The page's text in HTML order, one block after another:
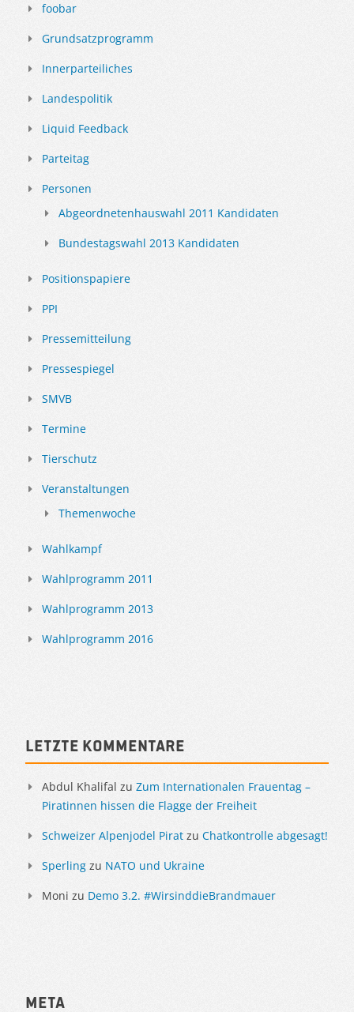
foobar
Grundsatzprogramm
Innerparteiliches
Landespolitik
Liquid Feedback
Parteitag
Personen
Abgeordnetenhauswahl 2011 Kandidaten
Bundestagswahl 2013 Kandidaten
Positionspapiere
PPI
Pressemitteilung
Pressespiegel
SMVB
Termine
Tierschutz
Veranstaltungen
Themenwoche
Wahlkampf
Wahlprogramm 2011
Wahlprogramm 2013
Wahlprogramm 2016
Letzte Kommentare
Abdul Khalifal zu Zum Internationalen Frauentag –
Piratinnen hissen die Flagge der Freiheit
Schweizer Alpenjodel Pirat zu Chatkontrolle abgesagt!
Sperling zu NATO und Ukraine
Moni zu Demo 3.2. #WirsinddieBrandmauer
Meta